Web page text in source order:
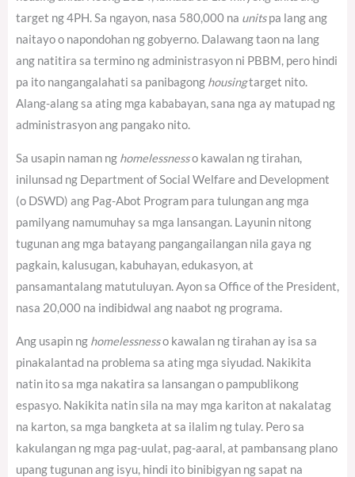
target ng 4PH.Sa ngayon, nasa 580,000 na unitspa lang ang
naitayo o napondohan ng gobyerno. Dalawang taon na lang
ang natitira sa termino ng administrasyon ni PBBM, pero hindi
pa ito nangangalahati sa panibagong housingtarget nito.
Alang-alang sa ating mga kababayan, sana nga ay matupad ng
administrasyon ang pangako nito.
Sa usapin naman ng homelessnesso kawalan ng tirahan,
inilunsad ng Department of Social Welfare and Development
(o DSWD) ang Pag-Abot Program para tulungan ang mga
pamilyang namumuhay sa mga lansangan. Layunin nitong
tugunan ang mga batayang pangangailangan nila gaya ng
pagkain, kalusugan, kabuhayan, edukasyon, at
pansamantalang matutuluyan. Ayon sa Office of the President,
nasa 20,000 na indibidwal ang naabot ng programa.
Ang usapin ng homelessnesso kawalan ng tirahan ay isa sa
pinakalantad na problema sa ating mga siyudad. Nakikita
natin ito sa mga nakatira sa lansangan o pampublikong
espasyo. Nakikita natin sila na may mga kariton at nakalatag
na karton, sa mga bangketa at sa ilalim ng tulay. Pero sa
kakulangan ng mga pag-uulat, pag-aaral, at pambansang plano
upang tugunan ang isyu, hindi ito binibigyan ng sapat na